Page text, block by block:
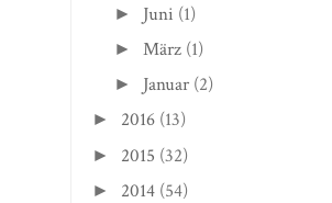
► Juni (1)
►März (1)
► Januar (2)
► 2016 (13)
► 2015 (32)
► 2014 (54)